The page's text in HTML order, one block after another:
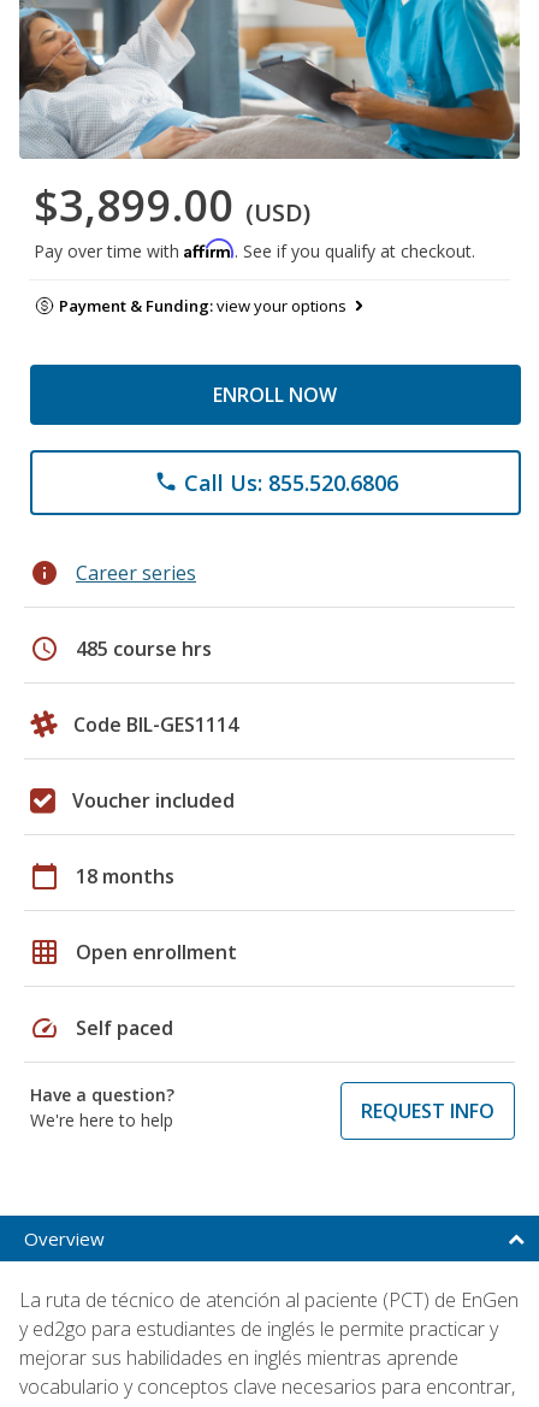
$3,899.00 (USD)
Pay over time with Affirm. See if you qualify at checkout.
Payment & Funding:view your options
ENROLL NOW
phone Call Us: 855.520.6806
info Career series
schedule 485 course hrs
Code BIL-GES1114
Voucher included
calendar_today 18 months
grid_on Open enrollment
speed Self paced
Have a question?
We're here to help
REQUEST INFO
Overview
La ruta de técnico de atención al paciente (PCT) de EnGen
y ed2go para estudiantes de inglés le permite practicar y
mejorar sus habilidades en inglés mientras aprende
vocabulario y conceptos clave necesarios para encontrar,